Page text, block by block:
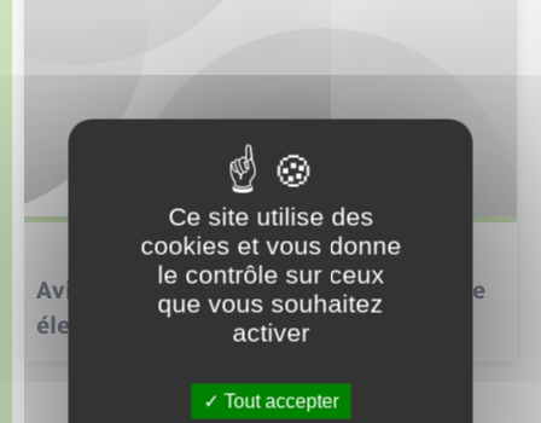
Avis de consultation du public par voie
électronique
Ce site utilise des
cookies et vous donne
le contrôle sur ceux
que vous souhaitez
activer
Tout accepter